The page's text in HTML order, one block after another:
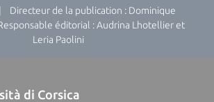
de la publication : Dominique
éditorial : Audrina Lhotellier et
Leria Paolini
di Corsica